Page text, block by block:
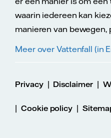
waarin iedereen kan
manieren van bewegen,
Meer over Vattenfall (in
Privacy| Disclaimer|
| Cookie policy |